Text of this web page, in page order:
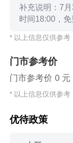
补充说明：7
时间18:00，
* 以上信息仅供参
门市参考价
门市参考价 0 元
* 以上信息仅供参
优待政策